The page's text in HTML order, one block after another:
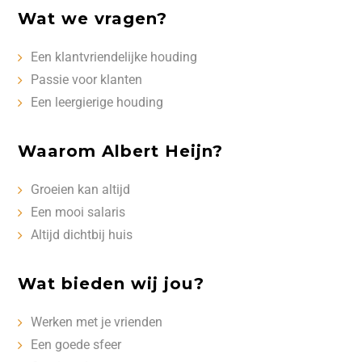
Wat we vragen?
Een klantvriendelijke houding
Passie voor klanten
Een leergierige houding
Waarom Albert Heijn?
Groeien kan altijd
Een mooi salaris
Altijd dichtbij huis
Wat bieden wij jou?
Werken met je vrienden
Een goede sfeer